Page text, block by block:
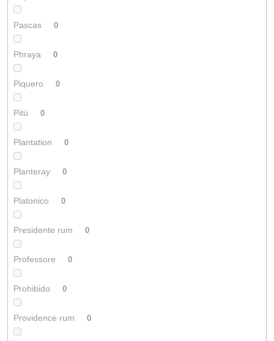
Pascas 0
Phraya 0
Piquero 0
Pitú 0
Plantation 0
Planteray 0
Platonico 0
Presidente rum 0
Professore 0
Prohibido 0
Providence rum 0